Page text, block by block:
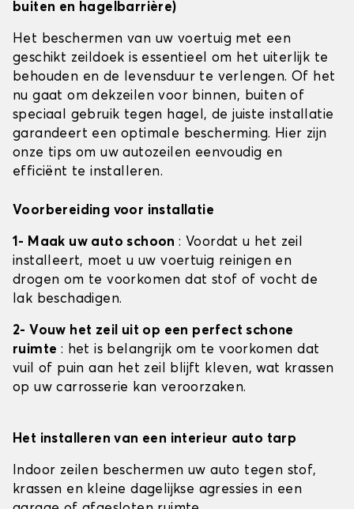
buiten en hagelbarrière)
Het beschermen van uw voertuig met een
geschikt zeildoek is essentieel om het uiterlijk te
behouden en de levensduur te verlengen. Of het
nu gaat om dekzeilen voor binnen, buiten of
speciaal gebruik tegen hagel, de juiste installatie
garandeert een optimale bescherming. Hier zijn
onze tips om uw autozeilen eenvoudig en
efficiënt te installeren.
Voorbereiding voor installatie
1- Maak uw auto schoon: Voordat u het zeil
installeert, moet u uw voertuig reinigen en
drogen om te voorkomen dat stof of vocht de
lak beschadigen.
2- Vouw het zeil uit op een perfect schone
ruimte : het is belangrijk om te voorkomen dat
vuil of puin aan het zeil blijft kleven, wat krassen
op uw carrosserie kan veroorzaken.
Het installeren van een interieur auto tarp
Indoor zeilen beschermen uw auto tegen stof,
krassen en kleine dagelijkse agressies in een